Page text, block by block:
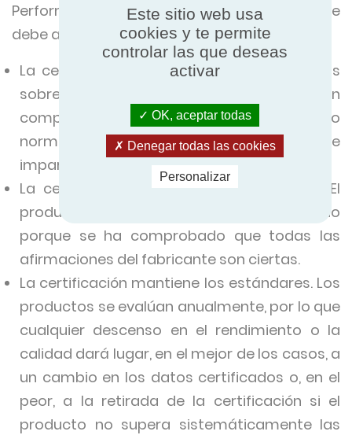
Performance aporta un valor real. Esto se
debe a que
La certificación proporciona datos precisos
sobre el rendimiento. Los resultados se han
comprobado científicamente, siguiendo
normas rigurosas en un entorno totalmente
imparcial.
La certificación garantiza el rendimiento. El
producto funcionará según lo esperado
porque se ha comprobado que todas las
afirmaciones del fabricante son ciertas.
La certificación mantiene los estándares. Los
productos se evalúan anualmente, por lo que
cualquier descenso en el rendimiento o la
calidad dará lugar, en el mejor de los casos, a
un cambio en los datos certificados o, en el
peor, a la retirada de la certificación si el
producto no supera sistemáticamente las
Este sitio web usa
cookies y te permite
controlar las que deseas
activar
OK, aceptar todas
Denegar todas las cookies
Personalizar